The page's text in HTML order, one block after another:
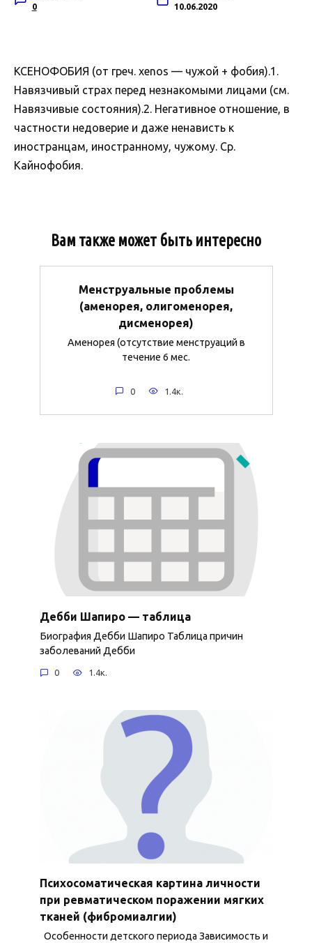
0 10.06.2020
КСЕНОФОБИЯ (от греч. xenos — чужой + фобия).1.
Навязчивый страх перед незнакомыми лицами (см.
Навязчивые состояния).2. Негативное отношение, в
частности недоверие и даже ненависть к
иностранцам, иностранному, чужому. Ср.
Кайнофобия.
Вам также может быть интересно
Менструальные проблемы
(аменорея, олигоменорея,
дисменорея)
Аменорея (отсутствие менструаций в
течение 6 мес.
0 1.4к.
Дебби Шапиро — таблица
Биография Дебби Шапиро Таблица причин
заболеваний Дебби
0 1.4к.
Психосоматическая картина личности
при ревматическом поражении мягких
тканей (фибромиалгии)
Особенности детского периода Зависимость и